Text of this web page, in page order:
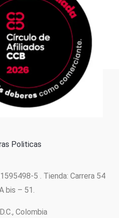
de pago
Politicas
5 . Tienda: Carrera 54
bis – 51.
Colombia